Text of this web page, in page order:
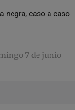
negra, caso a caso
7 de junio